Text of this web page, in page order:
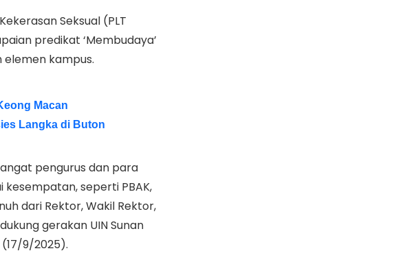
Seksual (PLT
predikat ‘Membudaya’
kampus.
Macan
Langka di Buton
pengurus dan para
seperti PBAK,
dari Rektor, Wakil Rektor,
gerakan UIN Sunan
(17/9/2025).